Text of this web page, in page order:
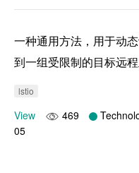
一种通用方法，用于动
到一组受限制的目标远
lstio
View 469
05